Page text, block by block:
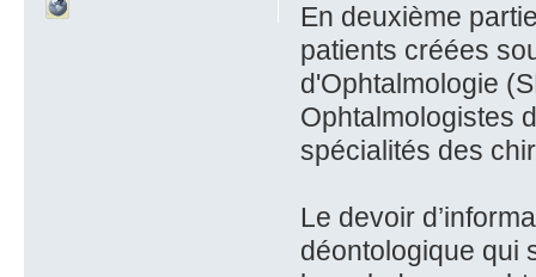
En deuxième
patients créées
d'Ophtalmologie
Ophtalmologistes
spécialités des
Le devoir
déontologique qui